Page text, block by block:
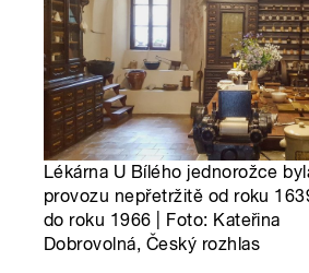
Lékárna U Bílého jednorožce
provozu nepřetržitě od roku
do roku 1966 | Foto: Kateřina
Dobrovolná, Český rozhlas